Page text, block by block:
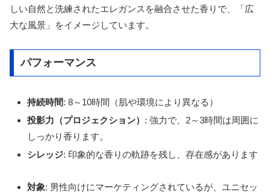
しい自然と洗練されたエレガンスを融合させた香りで、「広
大な風景」をイメージしています。
パフォーマンス
持続時間: 8～10時間（肌や環境により異なる）
投影力（プロジェクション） : 強力で、2～3時間は周囲に
しっかり香ります。
シレッジ: 印象的な香りの軌跡を残し、存在感があります
対象: 男性向けにマーケティングされているが、ユニセッ